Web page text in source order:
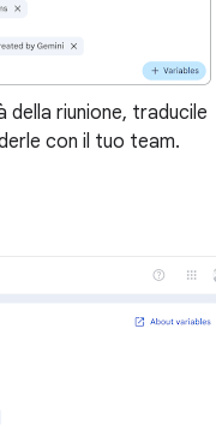
riunione, traducile
con il tuo team.